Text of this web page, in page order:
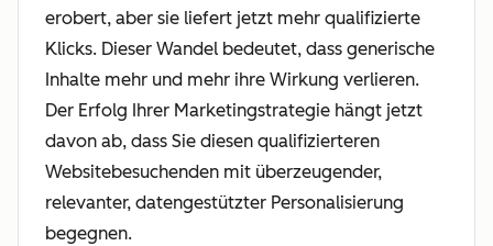
erobert, aber sie liefert jetzt mehr qualifizierte
Klicks. Dieser Wandel bedeutet, dass generische
Inhalte mehr und mehr ihre Wirkung verlieren.
Der Erfolg Ihrer Marketingstrategie hängt jetzt
davon ab, dass Sie diesen qualifizierteren
Websitebesuchenden mit überzeugender,
relevanter, datengestützter Personalisierung
begegnen.